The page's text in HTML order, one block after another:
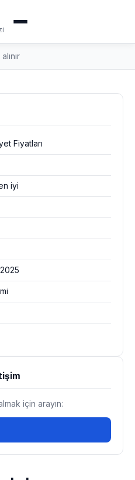
Fiyatları
iyi
için arayın: